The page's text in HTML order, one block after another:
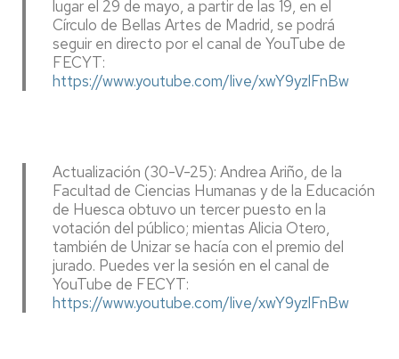
lugar el 29 de mayo, a partir de las 19, en el
Círculo de Bellas Artes de Madrid, se podrá
seguir en directo por el canal de YouTube de
FECYT:
https://www.youtube.com/live/xwY9yzlFnBw
Actualización (30-V-25): Andrea Ariño, de la
Facultad de Ciencias Humanas y de la Educación
de Huesca obtuvo un tercer puesto en la
votación del público; mientas Alicia Otero,
también de Unizar se hacía con el premio del
jurado. Puedes ver la sesión en el canal de
YouTube de FECYT:
https://www.youtube.com/live/xwY9yzlFnBw